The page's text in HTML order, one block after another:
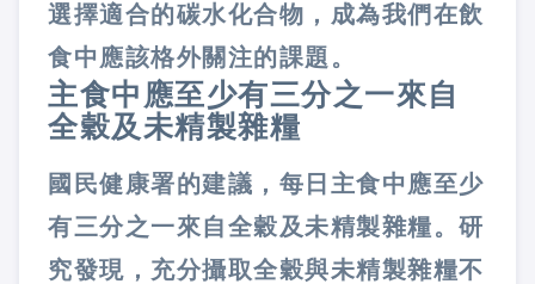
選擇適合的碳水化合物，成為我們在飲
食中應該格外關注的課題。
主食中應至少有三分之一來自
全穀及未精製雜糧
國民健康署的建議，每日主食中應至少
有三分之一來自全穀及未精製雜糧。研
究發現，充分攝取全穀與未精製雜糧不